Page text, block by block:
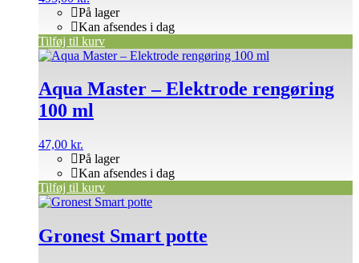
På lager
Kan afsendes i dag
Tilføj til kurv
Aqua Master – Elektrode rengøring
100 ml
47,00 kr.
På lager
Kan afsendes i dag
Tilføj til kurv
Gronest Smart potte